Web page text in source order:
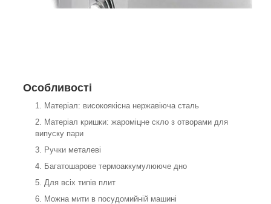
Особливості
Матеріал: високоякісна нержавіюча сталь
Матеріал кришки: жароміцне скло з отворами для
випуску пари
Ручки металеві
Багатошарове термоаккумулююче дно
Для всіх типів плит
Можна мити в посудомийній машині